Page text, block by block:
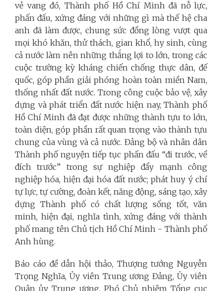
vẻ vang đó, Thành phố Hồ Chí Minh đã nỗ lực,
phấn đấu, xứng đáng với những gì mà thế hệ cha
anh đã làm được, chung sức đồng lòng vượt qua
mọi khó khăn, thử thách, gian khổ, hy sinh, cùng
cả nước làm nên những thắng lợi to lớn, trong các
cuộc trường kỳ kháng chiến chống thực dân, đế
quốc, góp phần giải phóng hoàn toàn miền Nam,
thống nhất đất nước. Trong công cuộc bảo vệ, xây
dựng và phát triển đất nước hiện nay, Thành phố
Hồ Chí Minh đã đạt được những thành tựu to lớn,
toàn diện, góp phần rất quan trọng vào thành tựu
chung của vùng và cả nước. Đảng bộ và nhân dân
Thành phố nguyện tiếp tục phấn đấu “đi trước, về
đích trước” trong sự nghiệp đẩy mạnh công
nghiệp hóa, hiện đại hóa đất nước; phát huy ý chí
tự lực, tự cường, đoàn kết, năng động, sáng tạo, xây
dựng Thành phố có chất lượng sống tốt, văn
minh, hiện đại, nghĩa tình, xứng đáng với thành
phố mang tên Chủ tịch Hồ Chí Minh - Thành phố
Anh hùng.
Báo cáo đề dẫn hội thảo, Thượng tướng Nguyễn
Trọng Nghĩa, Ủy viên Trung ương Đảng, Ủy viên
Quân ủy Trung ương, Phó Chủ nhiệm Tổng cục